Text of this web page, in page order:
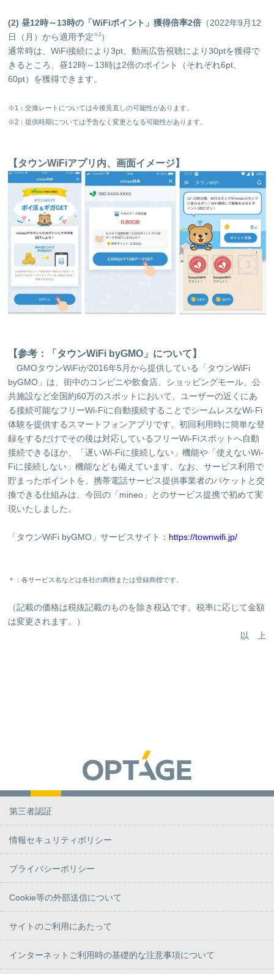
(2)昼12時～13時の「WiFiポイント」獲得倍率2倍 （2022年9月12
日（月）から適用予定 ※2 ）
通常時は、WiFi接続により3pt、動画広告視聴により30ptを獲得で
きるところ、昼12時～13時は2倍のポイント（それぞれ6pt、
60pt）を獲得できます。
※1：交換レートについては今後見直しの可能性があります。
※2：提供時期については予告なく変更となる可能性があります。
【タウンWiFiアプリ内、画面イメージ】
【参考：「タウンWiFi byGMO」について】
GMOタウンWiFiが2016年5月から提供している「タウンWiFi
byGMO」は、街中のコンビニや飲食店、ショッピングモール、公
共施設など全国約60万のスポットにおいて、ユーザーの近くにあ
る接続可能なフリーWi-Fiに自動接続することでシームレスなWi-Fi
体験を提供するスマートフォンアプリです。初回利用時に簡単な登
録をするだけでその後は対応しているフリーWi-Fiスポットへ自動
接続できるほか、「遅いWi-Fiに接続しない」機能や「使えないWi-
Fiに接続しない」機能なども備えています。なお、サービス利用で
貯まったポイントを、携帯電話サービス提供事業者のパケットと交
換できる仕組みは、今回の「mineo」とのサービス提携で初めて実
現いたしました。
「タウンWiFi byGMO」サービスサイト： https://townwifi.jp/
＊：各サービス名などは各社の商標または登録商標です。
（記載の価格は税抜記載のものを除き税込です。税率に応じて金額
は変更されます。）
以 上
第三者認証
情報セキュリティポリシー
プライバシーポリシー
Cookie等の外部送信について
サイトのご利用にあたって
インターネットご利用時の基礎的な注意事項について